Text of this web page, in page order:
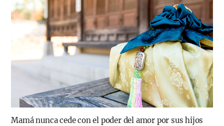
Mamá nunca cede con el poder del amor por sus hijos